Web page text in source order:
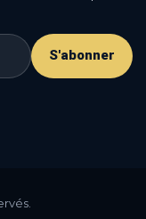
S'abonner